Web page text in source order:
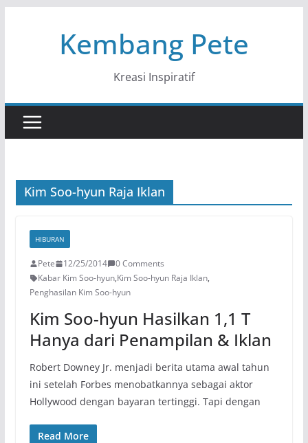
Kembang Pete
Kreasi Inspiratif
Kim Soo-hyun Raja Iklan
HIBURAN
Pete 12/25/2014
0 Comments
Kabar Kim Soo-hyun,Kim Soo-hyun Raja Iklan,
Penghasilan Kim Soo-hyun
Kim Soo-hyun Hasilkan 1,1 T
Hanya dari Penampilan & Iklan
Robert Downey Jr. menjadi berita utama awal tahun
ini setelah Forbes menobatkannya sebagai aktor
Hollywood dengan bayaran tertinggi. Tapi dengan
Read More